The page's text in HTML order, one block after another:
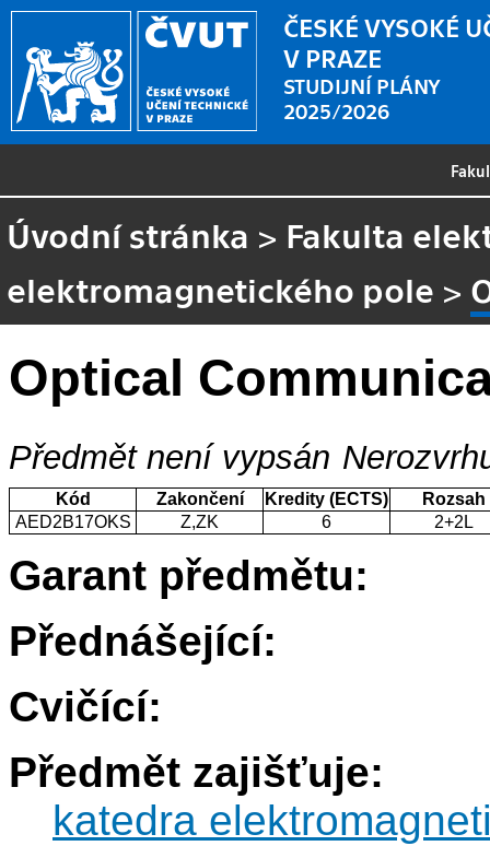
ČESKÉ VYSOKÉ
V PRAZE
STUDIJNÍ PLÁNY
2025/2026
Úvodní stránka > Fakulta
elektromagnetického pole >
Optical
Předmět není vypsán
Kód Zakončení Kredity (ECTS)
Rozsah
AED2B17OKS
Z,ZK 6 2+2L
Garant předmětu:
Přednášející:
Cvičící:
Předmět zajišťuje:
katedra